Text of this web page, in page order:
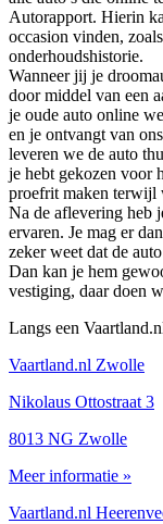
Autorapport. Hierin
occasion vinden,
onderhoudshistorie.
Wanneer jij je
door middel van een
je oude auto online
en je ontvangt van
leveren we de auto
je hebt gekozen voor
proefrit maken terwijl
Na de aflevering heb
ervaren. Je mag er
zeker weet dat de
Dan kan je hem
vestiging, daar doen
Langs een
Vaartland.nl Zwolle
Nikolaus Ottostraat 3
8013 NG Zwolle
Meer informatie »
Vaartland.nl